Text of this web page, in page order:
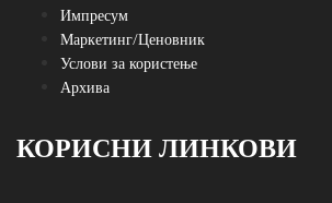
Импресум
Маркетинг/Ценовник
Услови за користење
Архива
КОРИСНИ ЛИНКОВИ